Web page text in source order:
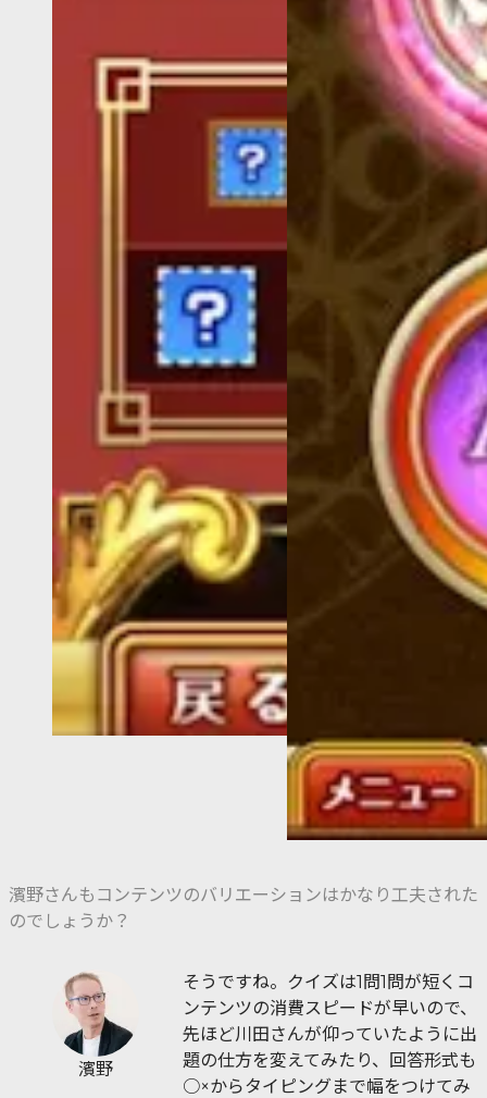
濱野さんもコンテンツのバリエーションはかなり工夫された
のでしょうか？
濱野
そうですね。クイズは1問1問が短くコ
ンテンツの消費スピードが早いので、
先ほど川田さんが仰っていたように出
題の仕方を変えてみたり、回答形式も
○×からタイピングまで幅をつけてみ